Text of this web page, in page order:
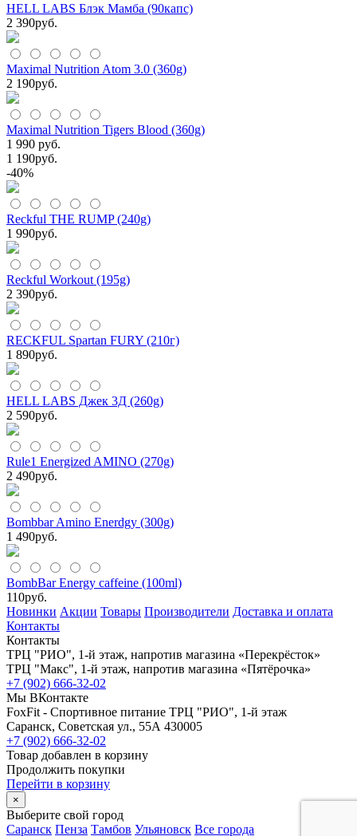
HELL LABS Блэк Мамба (90капс)
2 390руб.
Maximal Nutrition Atom 3.0 (360g)
2 190руб.
Maximal Nutrition Tigers Blood (360g)
1 990 руб.
1 190руб.
-40%
Reckful THE RUMP (240g)
1 990руб.
Reckful Workout (195g)
2 390руб.
RECKFUL Spartan FURY (210г)
1 890руб.
HELL LABS Джек 3Д (260g)
2 590руб.
Rule1 Energized AMINO (270g)
2 490руб.
Bombbar Amino Enerdgy (300g)
1 490руб.
BombBar Energy caffeine (100ml)
110руб.
Новинки Акции Товары Производители Доставка и оплата
Контакты
Контакты
ТРЦ "РИО", 1-й этаж, напротив магазина «Перекрёсток»
ТРЦ "Макс", 1-й этаж, напротив магазина «Пятёрочка»
+7 (902) 666-32-02
Мы ВКонтакте
FoxFit - Спортивное питание ТРЦ "РИО", 1-й этаж
Саранск, Советская ул., 55А 430005
+7 (902) 666-32-02
Товар добавлен в корзину
Продолжить покупки
Перейти в корзину
×
Выберите свой город
Саранск Пенза Тамбов Ульяновск Все города